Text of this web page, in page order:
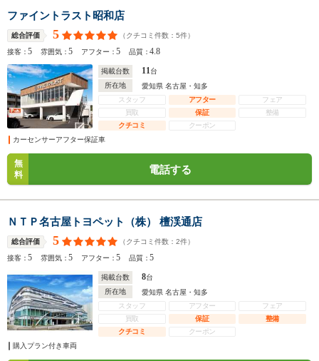
ファイントラスト昭和店
総合評価 5 （クチコミ件数： 5件）
接客：5 雰囲気：5 アフター：5 品質：4.8
掲載台数 11台
所在地
愛知県 名古屋・知多
スタッフ
アフター
フェア
買取
保証
整備
クチコミ
クーポン
カーセンサーアフター保証車
無
料
電話する
ＮＴＰ名古屋トヨペット（株） 檀渓通店
総合評価 5 （クチコミ件数： 2件）
接客：5 雰囲気：5 アフター：5 品質：5
掲載台数 8台
所在地
愛知県 名古屋・知多
スタッフ
アフター
フェア
買取
保証
整備
クチコミ
クーポン
購入プラン付き車両